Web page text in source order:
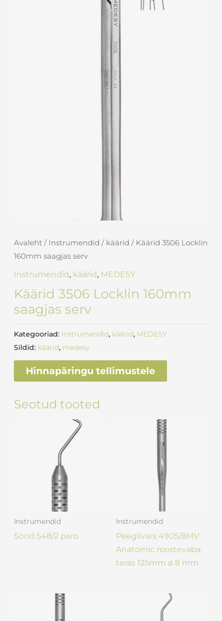
Avaleht / Instrumendid / käärid / Käärid 3506 Locklin
160mm saagjas serv
Instrumendid, käärid, MEDESY
Käärid 3506 Locklin 160mm
saagjas serv
Kategooriad: Instrumendid, käärid, MEDESY
Sildid: käärid, medesy
Hinnapäringu tellimustele
Seotud tooted
Instrumendid
Sond 548/2 paro
Instrumendid
Peeglivars 4905/8MV
Anatomic roostevaba
teras 125mm ø 8 mm